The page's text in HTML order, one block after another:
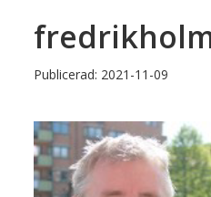
Publicerad: 2021-11-09